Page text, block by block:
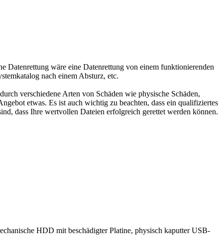
Datenrettung wäre eine Datenrettung von einem funktionierenden
nach einem Absturz, etc.
verschiedene Arten von Schäden wie physische Schäden,
etwas. Es ist auch wichtig zu beachten, dass ein qualifiziertes
dass Ihre wertvollen Dateien erfolgreich gerettet werden können.
HDD mit beschädigter Platine, physisch kaputter USB-